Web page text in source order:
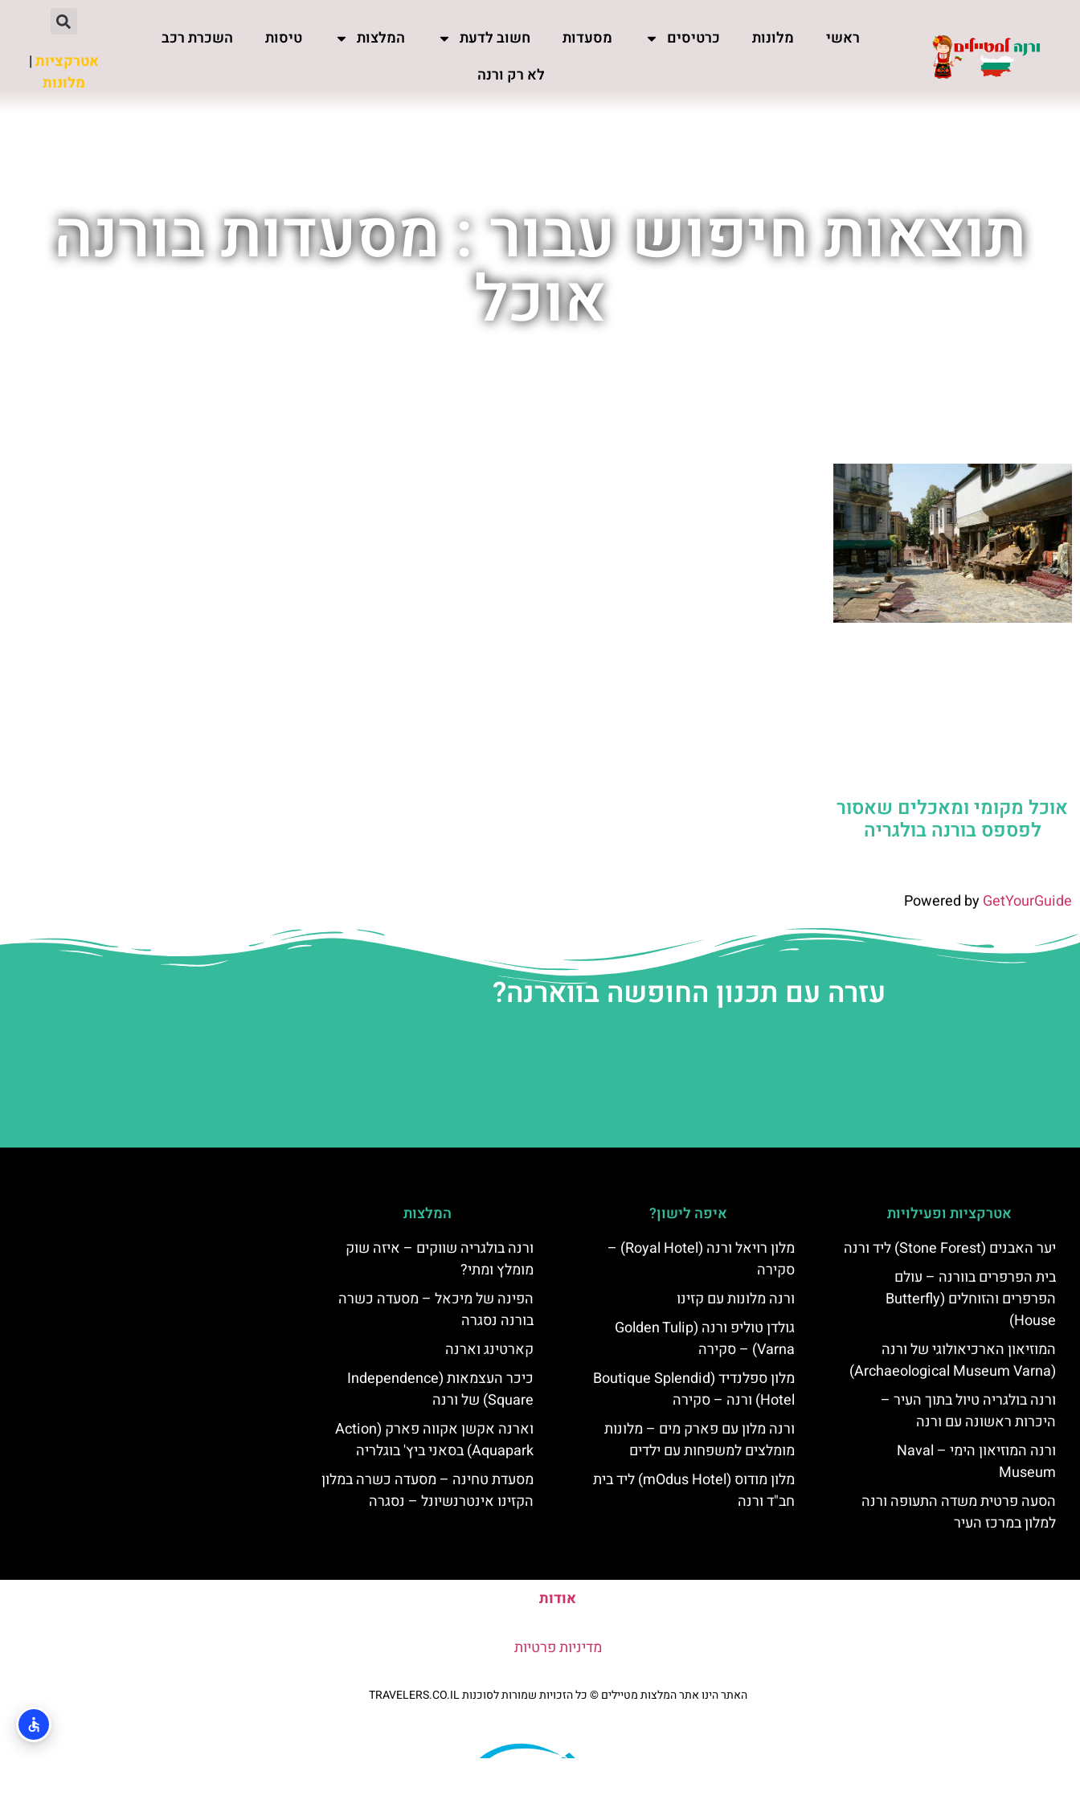
ראשי מלונות כרטיסים מסעדות חשוב לדעת המלצות טיסות
השכרת רכב
לא רק ורנה
אטרקציות|
מלונות
תוצאות חיפוש עבור : מסעדות בורנה
אוכל
אוכל מקומי ומאכלים שאסור
לפספס בורנה בולגריה
Powered byGetYourGuide
עזרה עם תכנון החופשה בווארנה?
אטרקציות ופעילויות
יער האבנים (Stone Forest) ליד ורנה
בית הפרפרים בוורנה – עולם
הפרפרים והזוחלים (Butterfly
House)
המוזיאון הארכיאולוגי של ורנה
(Archaeological Museum Varna)
ורנה בולגריה טיול בתוך העיר –
היכרות ראשונה עם ורנה
ורנה המוזיאון הימי – Naval
Museum
הסעה פרטית משדה התעופה ורנה
למלון במרכז העיר
איפה לישון?
מלון רויאל ורנה (Royal Hotel) –
סקירה
ורנה מלונות עם קזינו
גולדן טוליפ ורנה (Golden Tulip
Varna) – סקירה
מלון ספלנדיד (Boutique Splendid
Hotel) ורנה – סקירה
ורנה מלון עם פארק מים – מלונות
מומלצים למשפחות עם ילדים
מלון מודוס (mOdus Hotel) ליד בית
חב"ד ורנה
המלצות
ורנה בולגריה שווקים – איזה שוק
מומלץ ומתי?
הפינה של מיכאל – מסעדה כשרה
בורנה נסגרה
קארטינג וארנה
כיכר העצמאות (Independence
Square) של ורנה
וארנה אקשן אקווה פארק (Action
Aquapark) בסאני ביץ' בוגלריה
מסעדת טחינה – מסעדה כשרה במלון
הקזינו אינטרנשיונל – נסגרה
אודות
מדיניות פרטיות
האתר הינו אתר המלצות מטיילים © כל הזכויות שמורות לסוכנות TRAVELERS.CO.IL